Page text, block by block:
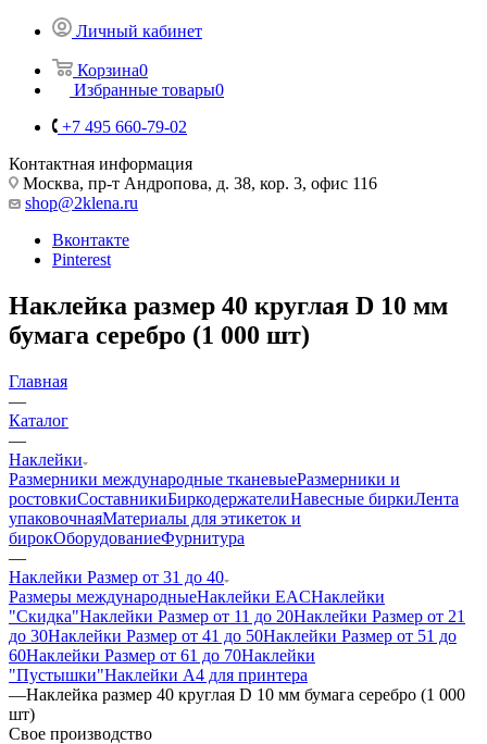
Личный кабинет
Корзина0
Избранные товары0
+7 495 660-79-02
Контактная информация
Москва, пр-т Андропова, д. 38, кор. 3, офис 116
shop@2klena.ru
Вконтакте
Pinterest
Наклейка размер 40 круглая D 10 мм
бумага серебро (1 000 шт)
Главная
—
Каталог
—
Наклейки
Размерники международные тканевыеРазмерники и
ростовкиСоставникиБиркодержателиНавесные биркиЛента
упаковочнаяМатериалы для этикеток и
бирокОборудованиеФурнитура
—
Наклейки Размер от 31 до 40
Размеры международныеНаклейки EACНаклейки
"Скидка"Наклейки Размер от 11 до 20Наклейки Размер от 21
до 30Наклейки Размер от 41 до 50Наклейки Размер от 51 до
60Наклейки Размер от 61 до 70Наклейки
"Пустышки"Наклейки А4 для принтера
—Наклейка размер 40 круглая D 10 мм бумага серебро (1 000
шт)
Свое производство